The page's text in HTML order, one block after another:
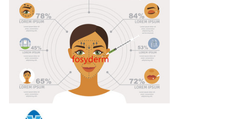
SHOPPING
ONLINE